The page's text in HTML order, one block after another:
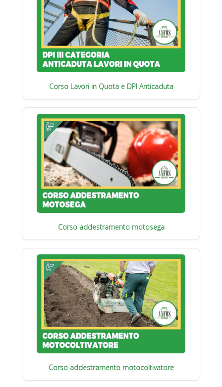
Corso Lavori in Quota e DPI Anticaduta
Corso addestramento motosega
Corso addestramento motocoltivatore